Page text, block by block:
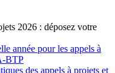
2026 : déposez votre
année pour les appels à
BTP
des appels à projets et